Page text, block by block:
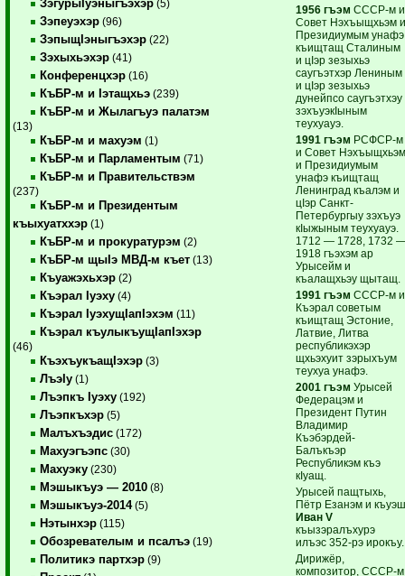
ЗэгурыIуэныгъэхэр (5)
Зэпеуэхэр (96)
ЗэпыщIэныгъэхэр (22)
Зэхыхьэхэр (41)
Конференцхэр (16)
КъБР-м и Iэтащхьэ (239)
КъБР-м и Жылагъуэ палатэм
(13)
КъБР-м и махуэм (1)
КъБР-м и Парламентым (71)
КъБР-м и Правительствэм
(237)
КъБР-м и Президентым
къыхуатххэр (1)
КъБР-м и прокуратурэм (2)
КъБР-м щыIэ МВД-м къет (13)
Къуажэхьхэр (2)
Къэрал Iуэху (4)
Къэрал IуэхущIапIэхэм (11)
Къэрал къулыкъущIапIэхэр
(46)
КъэхъукъащIэхэр (3)
ЛъэIу (1)
Лъэпкъ Iуэху (192)
Лъэпкъхэр (5)
Малъхъэдис (172)
Махуэгъэпс (30)
Махуэку (230)
Мэшыкъуэ — 2010 (8)
Мэшыкъуэ-2014(5)
Нэтынхэр (115)
Обозревателым и псалъэ (19)
Политикэ партхэр (9)
1956 гъэм СССР-м и
Совет Нэхъыщхьэм
Президиумым унафэ
къищтащ Сталиным
и цIэр зезыхьэ
саугъэтхэр Лениным
и цIэр зезыхьэ
дунейпсо саугъэтхэу
зэхъуэкIыным
теухуауэ.
1991 гъэм РСФСР-м
и Совет
и Президиумым
унафэ къищтащ
Ленинград къалэм и
цIэр Санкт-
Петербургыу зэхъуэ
кIыжыным теухуауэ.
1712 — 1728, 1732
1918 гъэхэм ар
Урысейм и
къалащхьэу щытащ.
1991 гъэм СССР-м и
Къэрал советым
къищтащ Эстоние,
Латвие, Литва
республикэхэр
щхьэхуит зэрыхъум
теухуа унафэ.
2001 гъэм Урысей
Федерацэм и
Президент Путин
Владимир
Къэбэрдей-
Балъкъэр
Республикэм къэ
кIуащ.
Урысей пащтыхь,
Пётр Езанэм и
Иван V
къызэралъхурэ
илъэс 352-рэ ирокъу.
Дирижёр,
композитор, СССР-м